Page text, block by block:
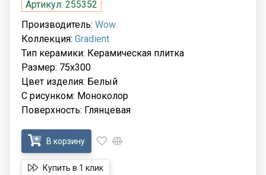
Артикул: 255352
Производитель: Wow
Коллекция: Gradient
Тип керамики: Керамическая плитка
Размер: 75x300
Цвет изделия: Белый
С рисунком: Моноколор
Поверхность: Глянцевая
В корзину
Купить в 1 клик